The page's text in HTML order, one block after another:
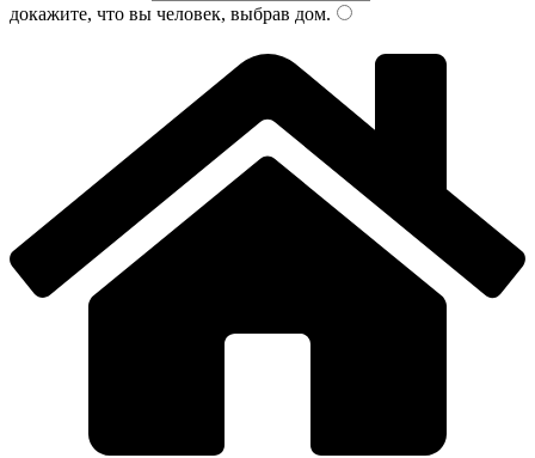
докажите, что вы человек, выбрав дом.